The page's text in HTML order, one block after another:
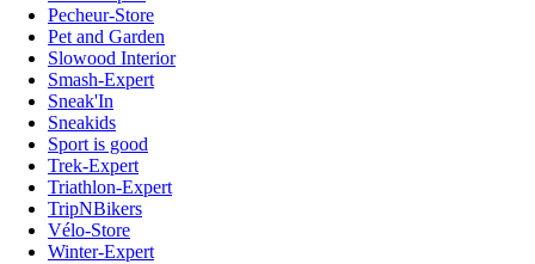
Pecheur-Store
Pet and Garden
Slowood Interior
Smash-Expert
Sneak'In
Sneakids
Sport is good
Trek-Expert
Triathlon-Expert
TripNBikers
Vélo-Store
Winter-Expert